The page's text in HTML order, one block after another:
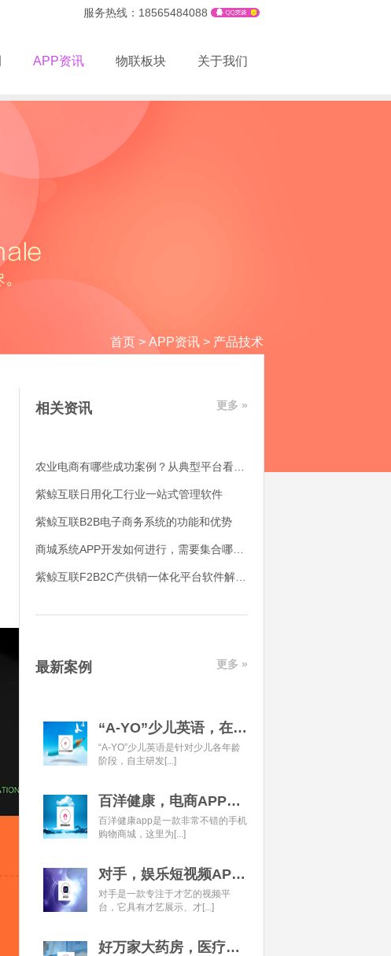
服务热线：18565484088
APP资讯 物联板块 关于我们
首页 > APP资讯 > 产品技术
相关资讯 更多 »
紫鲸互联日用化工行业一站式管理软件
紫鲸互联B2B电子商务系统的功能和优势
最新案例 更多 »
“A-YO”少儿英语，在线语言学习平台开发经典案例
“A-YO”少儿英语是针对少儿各年龄
阶段，自主研发[...]
百洋健康，电商APP开发经典案例
百洋健康app是一款非常不错的手机
购物商城，这里为[...]
对手，娱乐短视频APP开发经典案例
对手是一款专注于才艺的视频平
台，它具有才艺展示、才[...]
好万家大药房，医疗健康APP开发经典案例